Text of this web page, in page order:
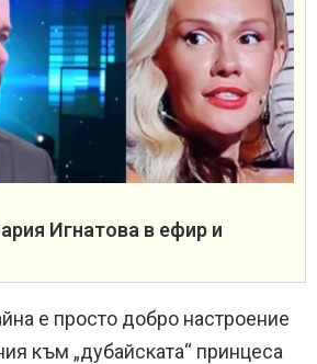
Игнатова в ефир и
е просто добро настроение
към „дубайската“ принцеса